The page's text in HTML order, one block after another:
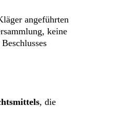
angeführten
keine
, die